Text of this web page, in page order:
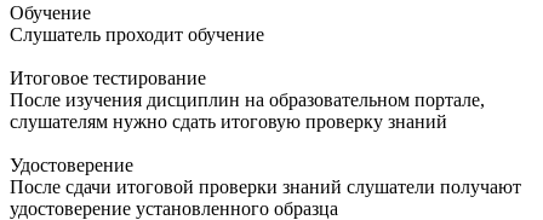
Обучение
Слушатель проходит обучение
Итоговое тестирование
После изучения дисциплин на образовательном портале,
слушателям нужно сдать итоговую проверку знаний
Удостоверение
После сдачи итоговой проверки знаний слушатели получают
удостоверение установленного образца